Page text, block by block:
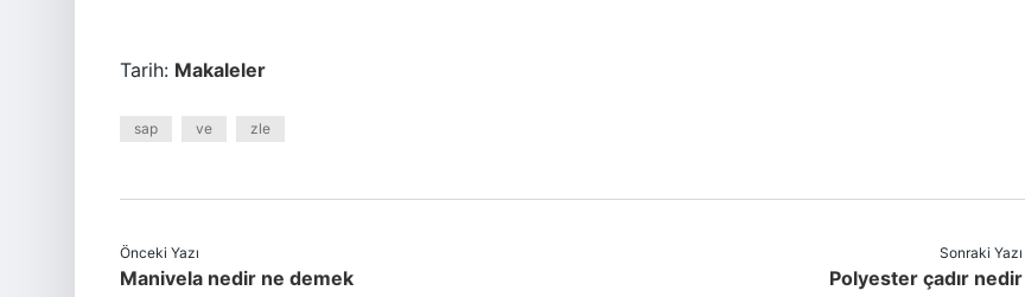
Tarih: Makaleler
sap ve zle
Önceki Yazı
Manivela nedir ne demek
Sonraki Yazı
Polyester çadır nedir